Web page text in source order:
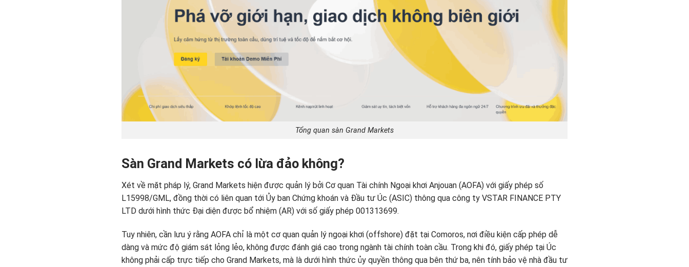
Tổng quan sàn Grand Markets
Sàn Grand Markets có lừa đảo không?
Xét về mặt pháp lý, Grand Markets hiện được quản lý bởi Cơ quan Tài chính Ngoại khơi Anjouan (AOFA) với giấy phép số
L15998/GML, đồng thời có liên quan tới Ủy ban Chứng khoán và Đầu tư Úc (ASIC) thông qua công ty VSTAR FINANCE PTY
LTD dưới hình thức Đại diện được bổ nhiệm (AR) với số giấy phép 001313699.
Tuy nhiên, cần lưu ý rằng AOFA chỉ là một cơ quan quản lý ngoại khơi (offshore) đặt tại Comoros, nơi điều kiện cấp phép dễ
dàng và mức độ giám sát lỏng lẻo, không được đánh giá cao trong ngành tài chính toàn cầu. Trong khi đó, giấy phép tại Úc
không phải cấp trực tiếp cho Grand Markets, mà là dưới hình thức ủy quyền thông qua bên thứ ba, nên tính bảo vệ nhà đầu tư